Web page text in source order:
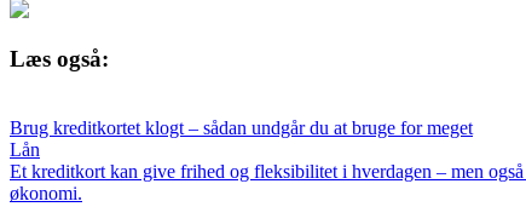
Læs også:
Brug kreditkortet klogt – sådan undgår du at bruge for meget
Lån
Et kreditkort kan give frihed og fleksibilitet i hverdagen – men
økonomi.